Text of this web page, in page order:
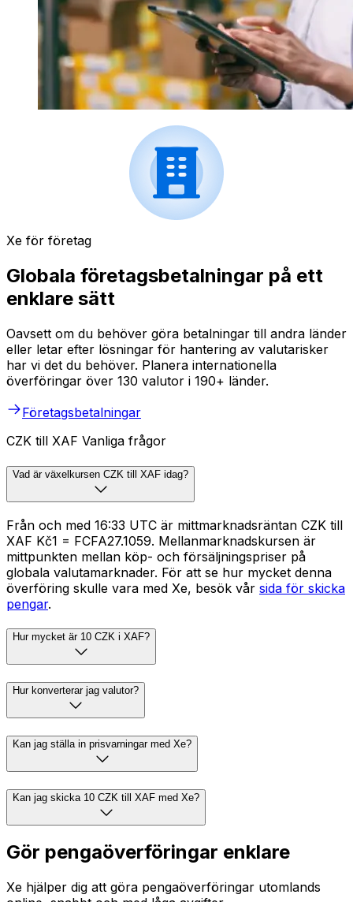
Xe för företag
Globala företagsbetalningar på ett
enklare sätt
Oavsett om du behöver göra betalningar till andra länder
eller letar efter lösningar för hantering av valutarisker
har vi det du behöver. Planera internationella
överföringar över 130 valutor i 190+ länder.
Företagsbetalningar
CZK till XAF Vanliga frågor
Vad är växelkursen CZK till XAF idag?
Från och med 16:33 UTC är mittmarknadsräntan CZK till
XAF Kč1 = FCFA27.1059. Mellanmarknadskursen är
mittpunkten mellan köp- och försäljningspriser på
globala valutamarknader. För att se hur mycket denna
överföring skulle vara med Xe, besök vår sida för skicka
pengar.
Hur mycket är 10 CZK i XAF?
Hur konverterar jag valutor?
Kan jag ställa in prisvarningar med Xe?
Kan jag skicka 10 CZK till XAF med Xe?
Gör pengaöverföringar enklare
Xe hjälper dig att göra pengaöverföringar utomlands